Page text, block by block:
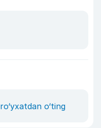
ro‘yxatdan o‘ting